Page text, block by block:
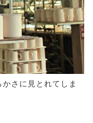
さに見とれてしま